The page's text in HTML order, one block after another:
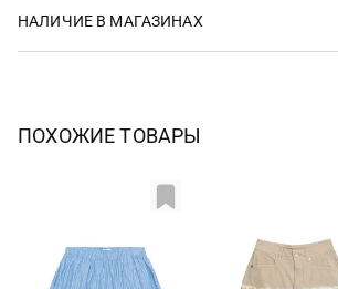
НАЛИЧИЕ В МАГАЗИНАХ
ПОХОЖИЕ ТОВАРЫ